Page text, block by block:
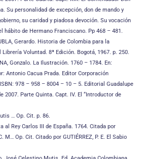
Su personalidad de excepción, don de mando y
su caridad y piadosa devoción. Su vocación
de Hermano Franciscano. Pp 468 – 481.
Gerardo. Historia de Colombia para la
Voluntad. 8ª Edición. Bogotá, 1967. p. 250.
Gonzalo. La Ilustración. 1760 – 1784. En:
Antonio Cacua Prada. Editor Corporación
978 – 958 – 8004 – 10 – 5. Editorial Guadalupe
2007. Parte Quinta. Capt. IV. El “Introductor de
… Op. Cit. p. 86.
al Rey Carlos III de España. 1764. Citada por
M… Op. Cit. Citado por GUTIÉRREZ, P. E. El Sabio